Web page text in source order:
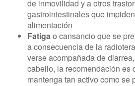
de inmovilidad y a otros
gastrointestinales que
alimentación
Fatigao cansancio que se
a consecuencia de la
verse acompañada de
cabello, la recomendación es
mantenga tan activo como se